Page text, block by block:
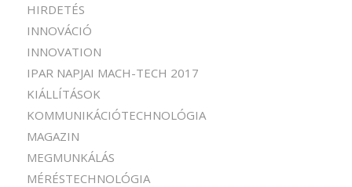
HIRDETÉS
INNOVÁCIÓ
INNOVATION
IPAR NAPJAI MACH-TECH 2017
KIÁLLÍTÁSOK
KOMMUNIKÁCIÓTECHNOLÓGIA
MAGAZIN
MEGMUNKÁLÁS
MÉRÉSTECHNOLÓGIA